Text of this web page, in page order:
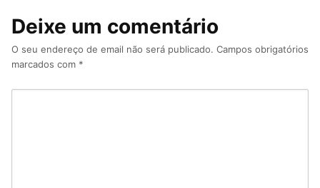
Deixe um comentário
O seu endereço de email não será publicado. Campos obrigatórios
marcados com *